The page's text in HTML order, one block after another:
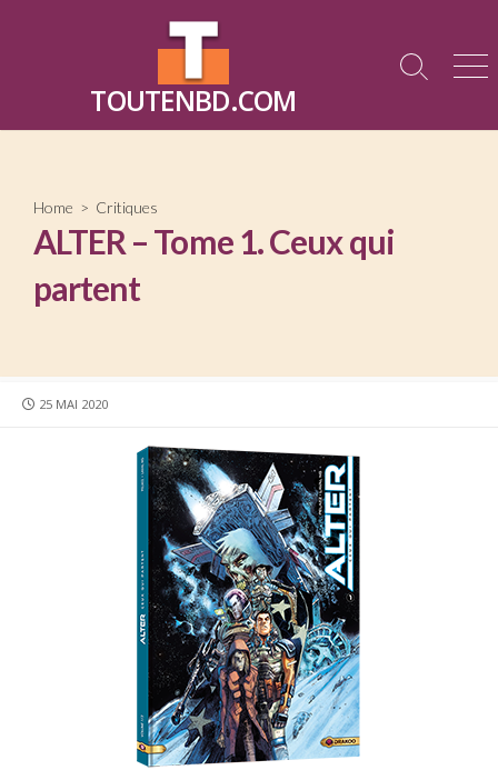
TOUTENBD.COM
Search
Home > Critiques
ALTER – Tome 1. Ceux qui
partent
PUBLISHED
25 MAI 2020